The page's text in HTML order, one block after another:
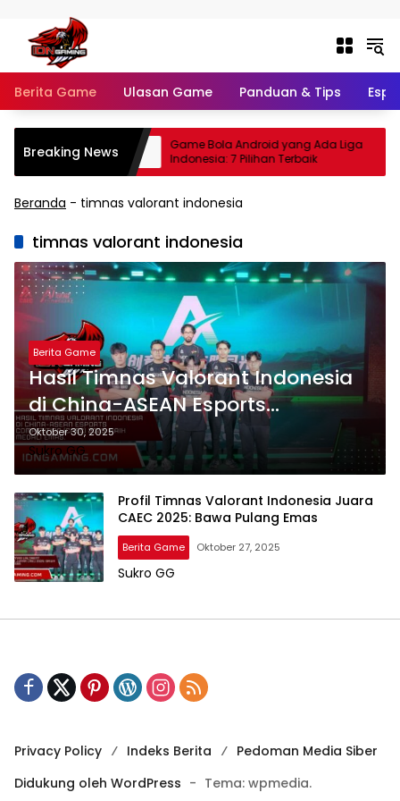
Berita Game Ulasan Game Panduan & Tips
Breaking News
Update
Jadwal
Game Bola Android yang Ada Liga
Indonesia: 7 Pilihan Terbaik
Beranda - timnas valorant indonesia
timnas valorant indonesia
Berita Game
Hasil Timnas Valorant Indonesia
di China-ASEAN Esports
Competition (CAEC) 2025: Raih
Medali Emas.
Oktober 30, 2025
Sukro GG
Profil Timnas Valorant Indonesia Juara
CAEC 2025: Bawa Pulang Emas
Berita Game Oktober 27, 2025
Sukro GG
Privacy Policy Indeks Berita
Pedoman Media Siber
Didukung oleh WordPress - Tema: wpmedia.